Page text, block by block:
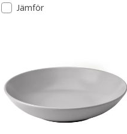
Jämför